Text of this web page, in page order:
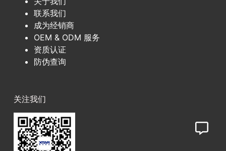
联系我们
成为经销商
OEM & ODM 服务
资质认证
防伪查询
关注我们